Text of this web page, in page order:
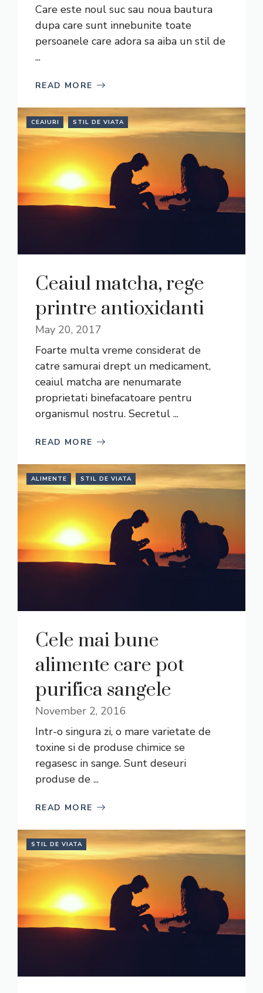
Care este noul suc sau noua bautura
dupa care sunt innebunite toate
persoanele care adora sa aiba un stil de
...
READ MORE
CEAIURI STIL DE VIATA
Ceaiul matcha, rege
printre antioxidanti
May 20, 2017
Foarte multa vreme considerat de
catre samurai drept un medicament,
ceaiul matcha are nenumarate
proprietati binefacatoare pentru
organismul nostru. Secretul ...
READ MORE
ALIMENTE STIL DE VIATA
Cele mai bune
alimente care pot
purifica sangele
November 2, 2016
Intr-o singura zi, o mare varietate de
toxine si de produse chimice se
regasesc in sange. Sunt deseuri
produse de ...
READ MORE
STIL DE VIATA